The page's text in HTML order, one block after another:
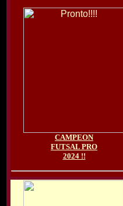
CAMPEON
FUTSAL PRO
2024 !!